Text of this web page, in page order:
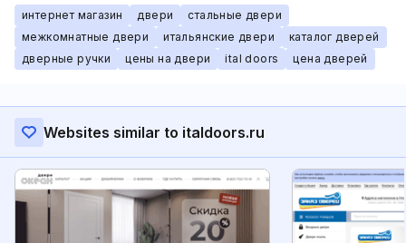
интернет магазин двери
стальные двери
межкомнатные двери
итальянские двери
каталог дверей
дверные ручки
цены на двери ital doors цена дверей
Websites similar to italdoors.ru